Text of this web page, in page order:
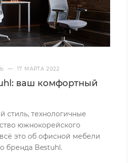
— 17 МАРТА 2022
ваш комфортный
стиль, технологичные
южнокорейского
это об офисной мебели
бренда Bestuhl.